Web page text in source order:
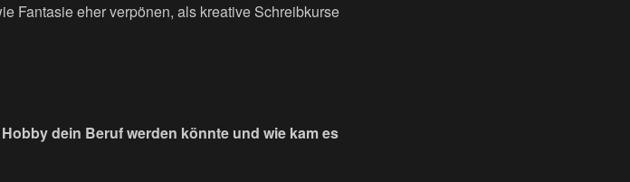
Fantasie eher verpönen, als kreative Schreibkurse
dein Beruf werden könnte und wie kam es